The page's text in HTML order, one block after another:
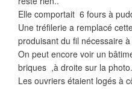
Elle comportait 6 fours à
Une tréfilerie a remplacé
produisant du fil nécessaire
On peut encore voir un
briques ,à droite sur la photo.
Les ouvriers étaient logés à